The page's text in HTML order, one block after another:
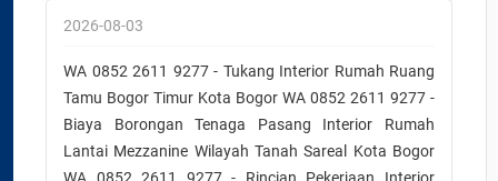
2026-08-03
WA 0852 2611 9277 - Tukang Interior Rumah Ruang
Tamu Bogor Timur Kota Bogor WA 0852 2611 9277 -
Biaya Borongan Tenaga Pasang Interior Rumah
Lantai Mezzanine Wilayah Tanah Sareal Kota Bogor